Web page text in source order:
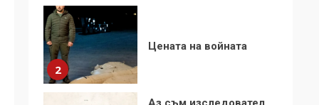
2
Цената на войната